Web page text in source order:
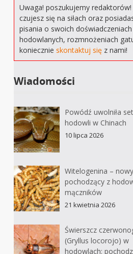
Uwaga! poszukujemy redaktorów!
czujesz się na siłach oraz
pisania o swoich doświadczeniach
hodowlanych, rozmnożeniach
koniecznieskontaktuj się z nami!
Wiadomości
Powódź uwolniła
hodowli w Chinach
10 lipca 2026
Witelogenina –
pochodzący z
mączników
21 kwietnia 2026
Świerszcz
(Gryllus locorojo) w
hodowlach: